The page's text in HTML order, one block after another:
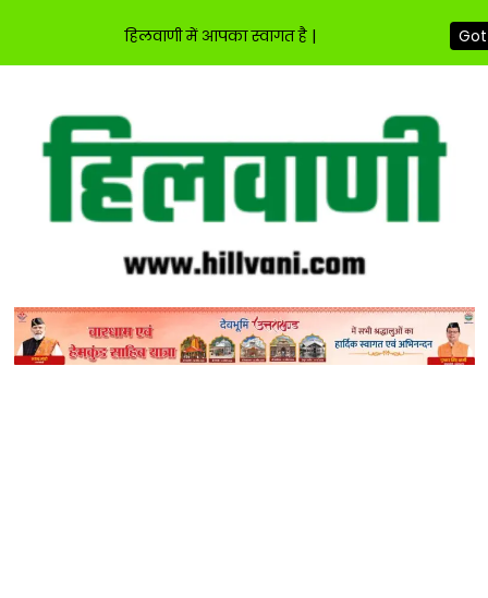
content
हिलवाणी में आपका स्वागत है |